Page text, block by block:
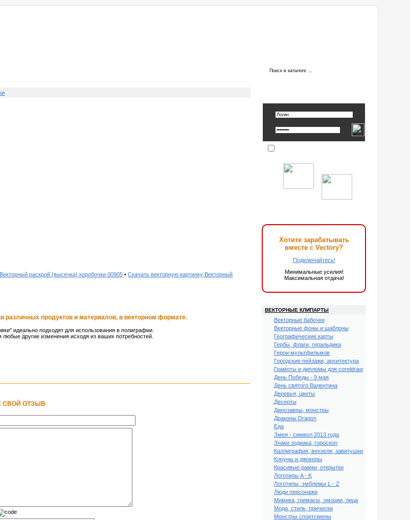
раскрой (высечка) коробочки 00905 • Скачать векторную картинку Векторный
различных продуктов и материалов, в векторном формате.
идеально подходят для использования в полиграфии.
другие изменения исходя из ваших потребностей.
СВОЙ ОТЗЫВ
Хотите зарабатывать
вместе с Vectory?
Подключайтесь!
Минимальные усилия!
Максимальная отдача!
ВЕКТОРНЫЕ КЛИПАРТЫ
Векторные бабочки
Векторные фоны и шаблоны
Географические карты
Гербы, флаги, геральдика
Герои мультфильмов
Городские пейзажи, архитектура
Грамоты и дипломы для coreldraw
День Победы - 9 мая
День святого Валентина
Деревья, цветы
Десерты
Динозавры, монстры
Драконы Dragon
Еда
Змея - символ 2013 года
Знаки зодиака, гороскоп
Каллиграфия, вензеля, завитушки
Клоуны и джокеры
Красивые рамки, открытки
Логотипы A - K
Логотипы, эмблемы L - Z
Люди персонажи
Мимика, гримасы, эмоции, лица
Мода, стиль, прически
Монстры спортсмены